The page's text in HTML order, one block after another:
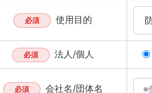
必須 使用目的
必須 法人/個人
必須 会社名/団体名